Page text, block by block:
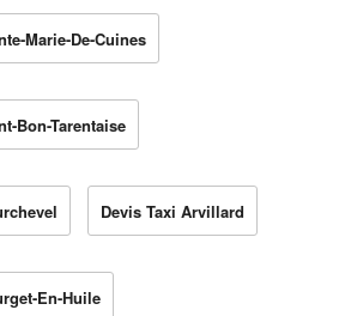
Marie-De-Cuines
Bon-Tarentaise
Devis Taxi Arvillard
En-Huile